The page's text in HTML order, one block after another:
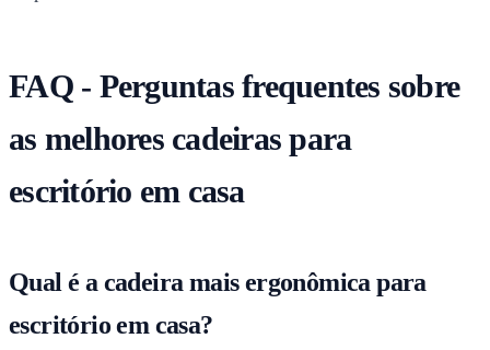
FAQ - Perguntas frequentes sobre
as melhores cadeiras para
escritório em casa
Qual é a cadeira mais ergonômica para
escritório em casa?